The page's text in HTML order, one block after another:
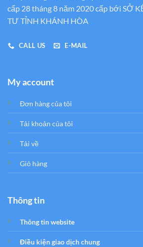
cấp 28 tháng 8 năm 2020 cấp bới SỞ
TƯ TỈNH KHÁNH HÒA
CALL US E-MAIL
My account
Đơn hàng của tôi
Tải khoản của tôi
Tải về
Giỏ hàng
Thông tin
Thông tin website
Điều kiện giao dịch chung